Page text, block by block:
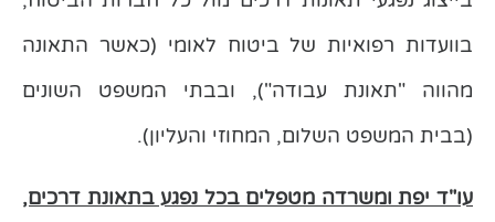
בוועדות רפואיות של ביטוח לאומי (כאשר התאונה
מהווה "תאונת עבודה"), ובבתי המשפט השונים
(בבית המשפט השלום, המחוזי והעליון).
עו"ד יפת ומשרדה מטפלים בכל נפגע בתאונת דרכים,